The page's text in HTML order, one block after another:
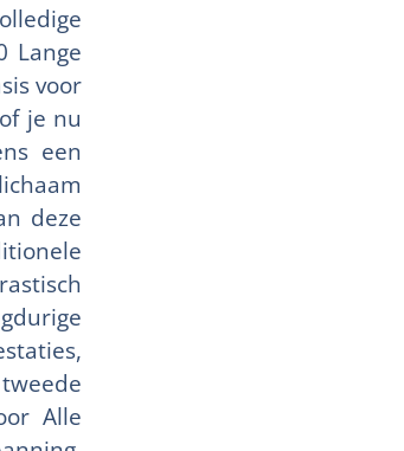
Lange
voor
je nu
een
deze
Alle